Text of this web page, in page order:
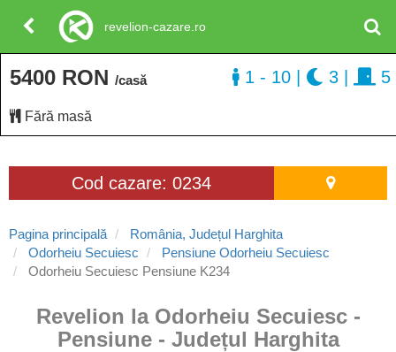
Cod cazare: 0234
Pagina principală
România, Județul Harghita
Odorheiu Secuiesc
Pensiune Odorheiu Secuiesc
Odorheiu Secuiesc Pensiune K234
Revelion la Odorheiu Secuiesc -
Pensiune - Județul Harghita
5400 RON /casă
Fără masă
1 - 10 3 5
revelion-cazare.ro